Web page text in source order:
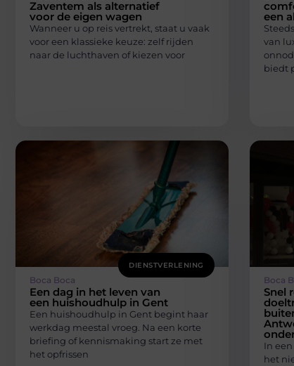
Zaventem als alternatief
voor de eigen wagen
Wanneer u op reis vertrekt, staat u vaak
voor een klassieke keuze: zelf rijden
naar de luchthaven of kiezen voor
een
van
biedt
DIENSTVERLENING
Boca Boca
Een dag in het leven van
een huishoudhulp in Gent
Een huishoudhulp in Gent begint haar
werkdag meestal vroeg. Na een korte
briefing of kennismaking start ze met
het opfrissen
Boca
Snel
In
het